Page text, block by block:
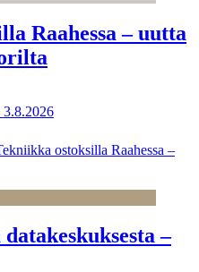
Raahessa – uutta
3.8.2026
ostoksilla Raahessa –
–